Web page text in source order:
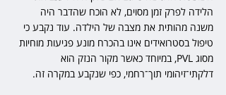
הלידה לפרק זמן מסוים, לא הוכח שהדבר היה
משנה מהותית את מצבה של הילדה. עוד נקבע כי
טיפול בסטרואידים אינו בהכרח מונע פגיעות מוחיות
מסוג PVL, במיוחד כאשר מקור הנזק הוא
דלקתי־זיהומי תוך־רחמי, כפי שנקבע במקרה זה.